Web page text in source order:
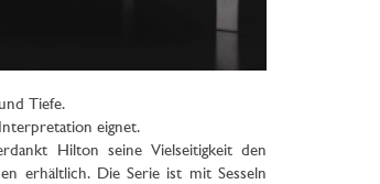
Tiefe.
eignet.
Hilton seine Vielseitigkeit den
erhältlich. Die Serie ist mit Sesseln